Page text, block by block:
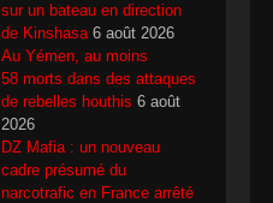
sur un bateau en direction
de Kinshasa 6 août 2026
Au Yémen, au moins
58 morts dans des attaques
de rebelles houthis 6 août
2026
DZ Mafia : un nouveau
cadre présumé du
narcotrafic en France arrêté